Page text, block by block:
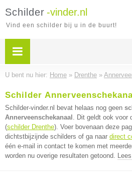
Schilder -vinder.nl
Vind een schilder bij u in de buurt!
U bent nu hier: Home » Drenthe »
Schilder
Schilder-vinder.nl bevat helaas nog geen
Annerveenschekanaal . Dit geldt ook voor
(schilder Drenthe). Voer bovenaan deze
dichtstbijzijnde schilders of ga naar direct
één e-mail in contact te komen met
worden nu overige resultaten getoond.